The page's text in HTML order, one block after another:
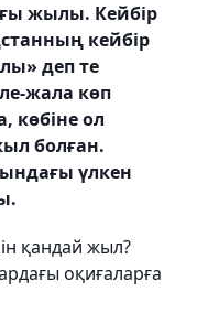
жылы. Кейбір
кейбір
деп те
жала көп
көбіне ол
болған.
үлкен
қандай жыл?
оқиғаларға